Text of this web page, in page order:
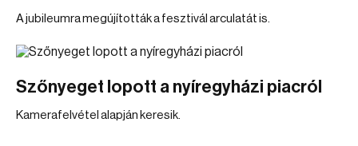
A jubileumra megújították a fesztivál arculatát is.
Szőnyeget lopott a nyíregyházi piacról
Kamerafelvétel alapján keresik.